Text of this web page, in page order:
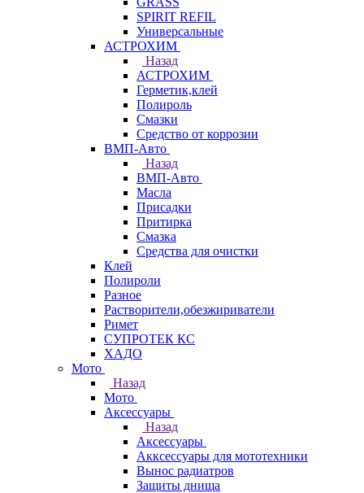
SPIRIT REFIL
Универсальные
АСТРОХИМ
Назад
АСТРОХИМ
Герметик,клей
Полироль
Смазки
Средство от коррозии
ВМП-Авто
Назад
ВМП-Авто
Масла
Присадки
Притирка
Смазка
Средства для очистки
Клей
Полироли
Разное
Растворители,обезжириватели
Римет
СУПРОТЕК КС
ХАДО
Мото
Назад
Мото
Аксессуары
Назад
Аксессуары
Акксессуары для мототехники
Вынос радиатров
Защиты днища